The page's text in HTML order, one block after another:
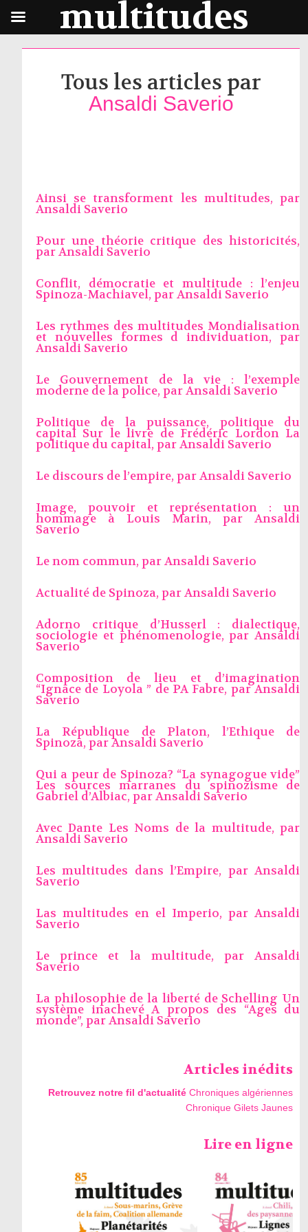
Tous les articles par
Ansaldi Saverio
Ainsi se transforment les multitudes, par
Ansaldi Saverio
Pour une théorie critique des historicités,
parAnsaldi Saverio
Conflit, démocratie et multitude : l’enjeu
Spinoza-Machiavel, parAnsaldi Saverio
Les rythmes des multitudes Mondialisation
et nouvelles formes d individuation, par
Ansaldi Saverio
Le Gouvernement de la vie : l’exemple
moderne de la police, parAnsaldi Saverio
Politique de la puissance, politique du
capital Sur le livre de Frédéric Lordon La
politique du capital, parAnsaldi Saverio
Le discours de l’empire, parAnsaldi Saverio
Image, pouvoir et représentation : un
hommage à Louis Marin, parAnsaldi
Saverio
Le nom commun, parAnsaldi Saverio
Actualité de Spinoza, parAnsaldi Saverio
Adorno critique d’Husserl : dialectique,
sociologie et phénomenologie, parAnsaldi
Saverio
Composition de lieu et d’imagination
“Ignace de Loyola ” de PA Fabre, parAnsaldi
Saverio
La République de Platon, l’Ethique de
Spinoza, parAnsaldi Saverio
Qui a peur de Spinoza? “La synagogue vide”
Les sources marranes du spinozisme de
Gabriel d’Albiac, parAnsaldi Saverio
Avec Dante Les Noms de la multitude, par
Ansaldi Saverio
Les multitudes dans l’Empire, parAnsaldi
Saverio
Las multitudes en el Imperio, parAnsaldi
Saverio
Le prince et la multitude, parAnsaldi
Saverio
La philosophie de la liberté de Schelling Un
système inachevé A propos des “Ages du
monde”, parAnsaldi Saverio
Articles inédits
Retrouvez notre fil d'actualité Chroniques algériennes
Chronique Gilets Jaunes
Lire en ligne
multitudes